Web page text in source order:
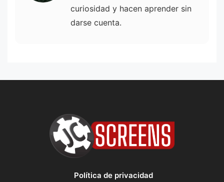
curiosidad y hacen aprender sin
darse cuenta.
Política de privacidad